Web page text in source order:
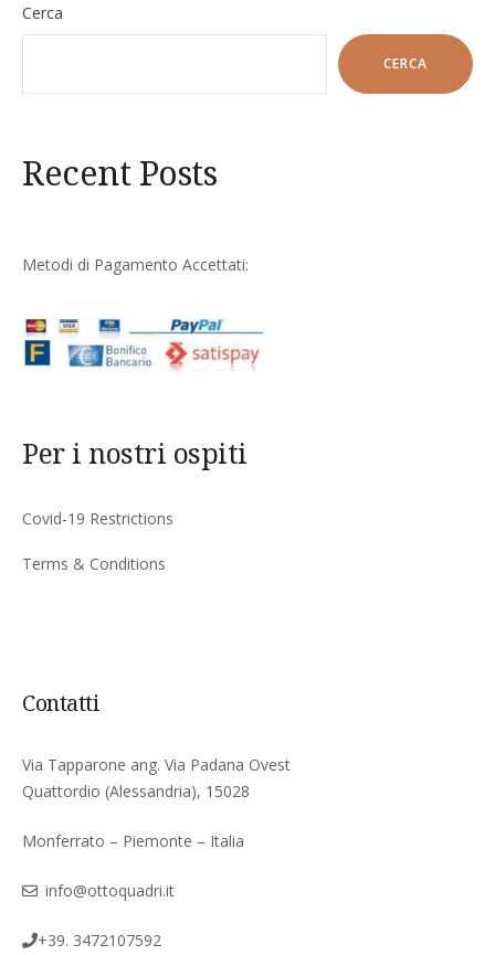
Cerca
CERCA
Recent Posts
Metodi di Pagamento Accettati:
Per i nostri ospiti
Covid-19 Restrictions
Terms & Conditions
Contatti
Via Tapparone ang. Via Padana Ovest
Quattordio (Alessandria), 15028
Monferrato – Piemonte – Italia
info@ottoquadri.it
+39. 3472107592